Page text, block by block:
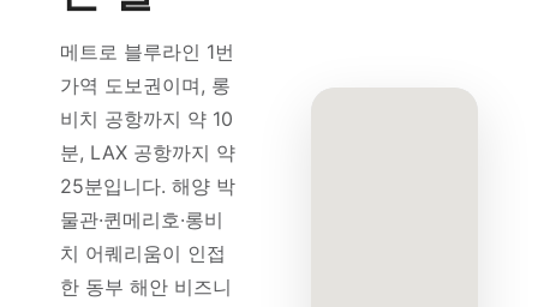
메트로 블루라인 1번
가역 도보권이며, 롱
비치 공항까지 약 10
분, LAX 공항까지 약
25분입니다. 해양 박
물관·퀸메리호·롱비
치 어퀘리움이 인접
한 동부 해안 비즈니